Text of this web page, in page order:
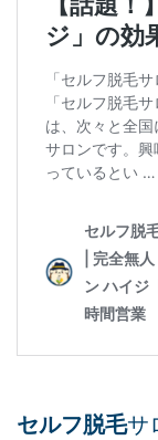
セルフ脱毛サ